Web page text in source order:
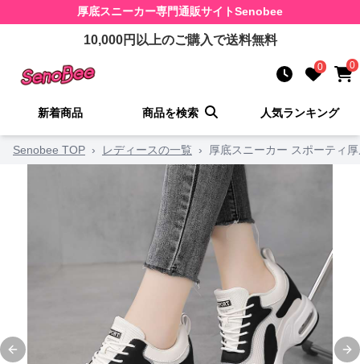
厚底スニーカー専門通販サイトSenobee
10,000円以上のご購入で送料無料
0 0
新着商品 商品を検索 人気ランキング
Senobee TOP › レディースの一覧 › 厚底スニーカー スポーティ
Previous slide